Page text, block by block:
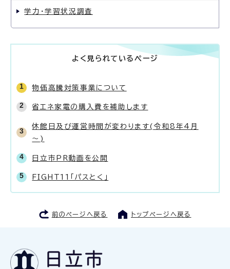
学力・学習状況調査
よく見られているページ
物価高騰対策事業について
省エネ家電の購入費を補助します
休館日及び運営時間が変わります(令和8年4月
～)
日立市PR動画を公開
FIGHT11「パスとく」
前のページへ戻る トップページへ戻る